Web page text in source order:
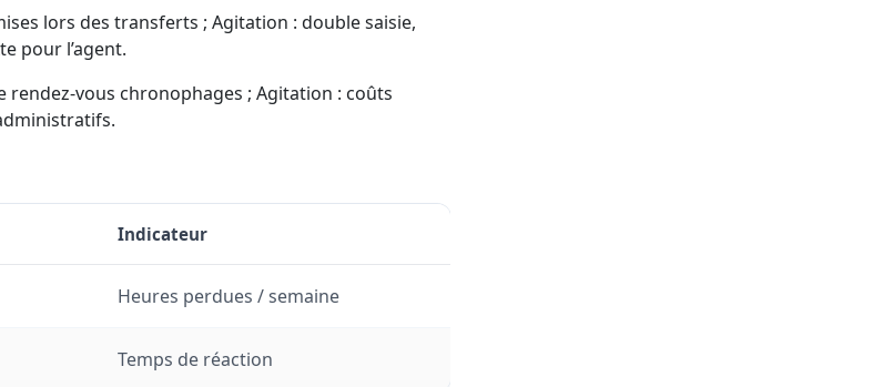
lors des transferts ; Agitation : double saisie,
pour l’agent.
vous chronophages ; Agitation : coûts
Indicateur
Heures perdues / semaine
Temps de réaction